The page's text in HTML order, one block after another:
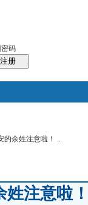
码
注册
风采堂
的余姓注意啦！ ..
姓注意啦